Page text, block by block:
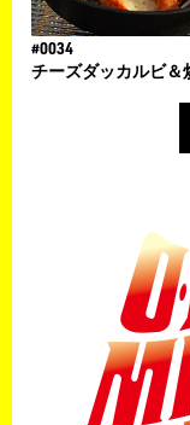
#0034
チーズダッカルビ＆